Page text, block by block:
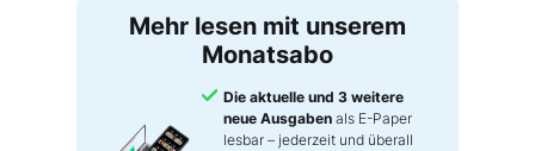
Mehr lesen mit unserem
Monatsabo
Die aktuelle und 3 weitere
neue Ausgaben als E-Paper
lesbar – jederzeit und überall